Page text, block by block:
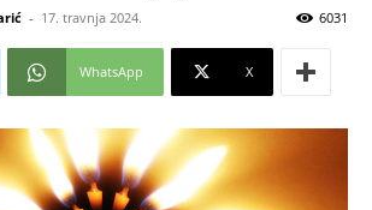
- 17. travnja 2024. 6031
WhatsApp X